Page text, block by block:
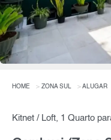
HOME ZONA SUL ALUGAR
Kitnet / Loft, 1 Quarto